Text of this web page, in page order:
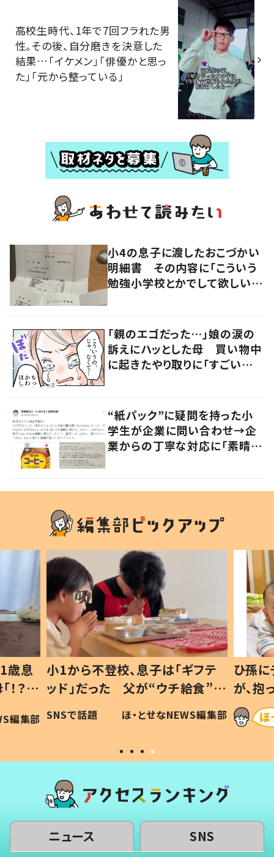
高校生時代、1年で7回フラれた男
性。その後、自分磨きを決意した
結果…「イケメン」「俳優かと思っ
た」「元から整っている」
小4の息子に渡したおこづかい
明細書 その内容に「こういう
勉強小学校とかでして欲しい」
「親のエゴだった…」娘の涙の
訴えにハッとした母 買い物中
に起きたやり取りに「すごい分
“紙パック”に疑問を持った小
学生が企業に問い合わせ→企
業からの丁寧な対応に「素晴ら
歳息
？」
編集部
小1から不登校、息子は「ギフテ
ッド」だった 父が“ウチ給食”を
作り続ける理由とは #令和の親
#令和の子
SNSで話題 ほ・とせなNEWS編集部
ひ孫
が、
「涙が
い」
ニュース SNS